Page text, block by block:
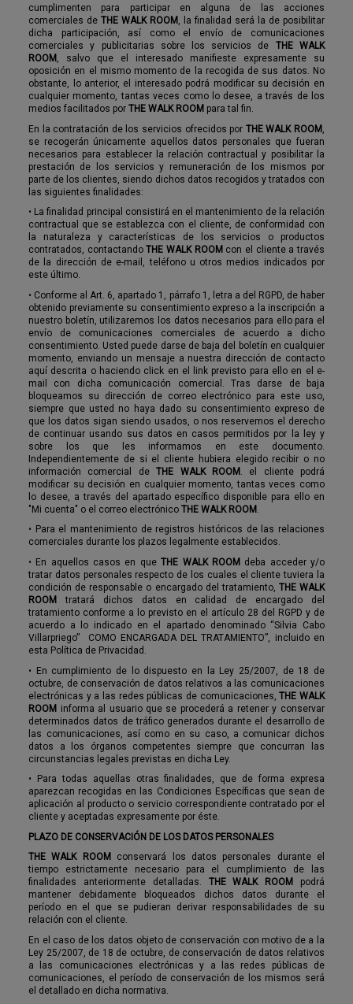
cumplimenten para participar en alguna de las acciones
comerciales deTHE WALK ROOM , la finalidad será la de posibilitar
dicha participación, así como el envío de comunicaciones
comerciales y publicitarias sobre los servicios de THE WALK
ROOM , salvo que el interesado manifieste expresamente su
oposición en el mismo momento de la recogida de sus datos. No
obstante, lo anterior, el interesado podrá modificar su decisión en
cualquier momento, tantas veces como lo desee, a través de los
medios facilitados porTHE WALK ROOM para tal fin.
En la contratación de los servicios ofrecidos por THE WALK ROOM
se recogerán únicamente aquellos datos personales que fueran
necesarios para establecer la relación contractual y posibilitar la
prestación de los servicios y remuneración de los mismos por
parte de los clientes, siendo dichos datos recogidos y tratados con
las siguientes finalidades:
• La finalidad principal consistirá en el mantenimiento de la relación
contractual que se establezca con el cliente, de conformidad con
la naturaleza y características de los servicios o productos
contratados, contactandoTHE WALK ROOM con el cliente a través
de la dirección de e-mail, teléfono u otros medios indicados por
este último.
• Conforme al Art. 6, apartado 1, párrafo 1, letra a del RGPD, de haber
obtenido previamente su consentimiento expreso a la inscripción a
nuestro boletín, utilizaremos los datos necesarios para ello para el
envío de comunicaciones comerciales de acuerdo a dicho
consentimiento. Usted puede darse de baja del boletín en cualquier
momento, enviando un mensaje a nuestra dirección de contacto
aquí descrita o haciendo click en el link previsto para ello en el e-
mail con dicha comunicación comercial. Tras darse de baja
bloqueamos su dirección de correo electrónico para este uso,
siempre que usted no haya dado su consentimiento expreso de
que los datos sigan siendo usados, o nos reservemos el derecho
de continuar usando sus datos en casos permitidos por la ley y
sobre los que les informamos en este documento.
Independientemente de si el cliente hubiera elegido recibir o no
información comercial deTHE WALK ROOM
. el cliente podrá
modificar su decisión en cualquier momento, tantas veces como
lo desee, a través del apartado específico disponible para ello en
"Mi cuenta" o el correo electrónicoTHE WALK ROOM
• Para el mantenimiento de registros históricos de las relaciones
comerciales durante los plazos legalmente establecidos.
• En aquellos casos en queTHE WALK ROOM deba acceder y/o
tratar datos personales respecto de los cuales el cliente tuviera la
condición de responsable o encargado del tratamiento, THE WALK
ROOM
tratará dichos datos en calidad de encargado del
tratamiento conforme a lo previsto en el artículo 28 del RGPD y de
acuerdo a lo indicado en el apartado denominado “Silvia Cabo
Villarpriego” COMO ENCARGADA DEL TRATAMIENTO”, incluido en
esta Política de Privacidad.
• En cumplimiento de lo dispuesto en la Ley 25/2007, de 18 de
octubre, de conservación de datos relativos a las comunicaciones
electrónicas y a las redes públicas de comunicaciones,THE WALK
ROOM informa al usuario que se procederá a retener y conservar
determinados datos de tráfico generados durante el desarrollo de
las comunicaciones, así como en su caso, a comunicar dichos
datos a los órganos competentes siempre que concurran las
circunstancias legales previstas en dicha Ley.
•
Para todas aquellas otras finalidades, que de forma expresa
aparezcan recogidas en las Condiciones Específicas que sean de
aplicación al producto o servicio correspondiente contratado por el
cliente y aceptadas expresamente por éste.
PLAZO DE CONSERVACIÓN DE LOS DATOS PERSONALES
THE WALK ROOM
conservará los datos personales durante el
tiempo estrictamente necesario para el cumplimiento de las
finalidades anteriormente detalladas. THE WALK ROOM
podrá
mantener debidamente bloqueados dichos datos durante el
período en el que se pudieran derivar responsabilidades de su
relación con el cliente.
En el caso de los datos objeto de conservación con motivo de a la
Ley 25/2007, de 18 de octubre, de conservación de datos relativos
a las comunicaciones electrónicas y a las redes públicas de
comunicaciones, el período de conservación de los mismos será
el detallado en dicha normativa.